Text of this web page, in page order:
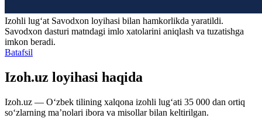
Izohli lugʻat Savodxon loyihasi bilan hamkorlikda yaratildi.
Savodxon dasturi matndagi imlo xatolarini aniqlash va tuzatishga
imkon beradi.
Batafsil
Izoh.uz loyihasi haqida
Izoh.uz — O‘zbek tilining xalqona izohli lug‘ati 35 000 dan ortiq
so‘zlarning ma’nolari ibora va misollar bilan keltirilgan.